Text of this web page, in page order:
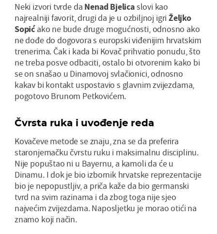
Neki izvori tvrde da Nenad Bjelicaslovi kao
najrealniji favorit, drugi da je u ozbiljnoj igriŽeljko
Sopićako ne bude druge mogućnosti, odnosno ako
ne dođe do dogovora s europski viđenijim hrvatskim
trenerima. Čak i kada bi Kovač prihvatio ponudu, što
ne treba posve odbaciti, ostalo bi otvorenim kako bi
se on snašao u Dinamovoj svlačionici, odnosno
kakav bi kontakt uspostavio s glavnim zvijezdama,
pogotovo Brunom Petkovićem.
Čvrsta ruka i uvođenje reda
Kovačeve metode se znaju, zna se da preferira
staronjemačku čvrstu ruku i maksimalnu disciplinu.
Nije popuštao ni u Bayernu, a kamoli da će u
Dinamu. I dok je bio izbornik hrvatske reprezentacije
bio je nepopustljiv, a priča kaže da bio germanski
tvrd na svim razinama i da zbog toga nije sjeo
najvećim zvijezdama. Naposljetku je morao otići na
znamo koji način.